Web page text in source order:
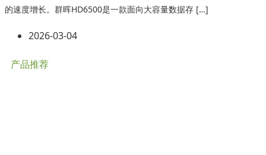
的速度增长。群晖HD6500是一款面向大容量数据存 […]
2026-03-04
产品推荐